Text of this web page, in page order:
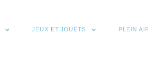
JEUX ET JOUETS PLEIN